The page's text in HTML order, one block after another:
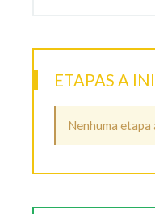
ETAPAS A
Nenhuma